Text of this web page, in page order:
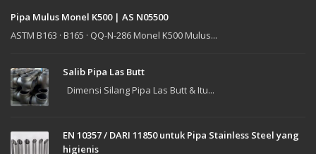
Pipa Mulus Monel K500 | AS N05500
ASTM B163 · B165 · QQ-N-286 Monel K500 Mulus...
Salib Pipa Las Butt
Dimensi Silang Pipa Las Butt & Itu...
EN 10357 / DARI 11850 untuk Pipa Stainless Steel yang
higienis